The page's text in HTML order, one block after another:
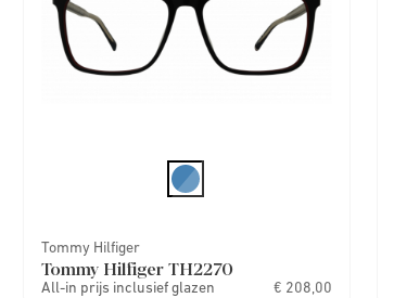
Tommy Hilfiger
Tommy Hilfiger TH2270
All-in prijs inclusief glazen € 208,00